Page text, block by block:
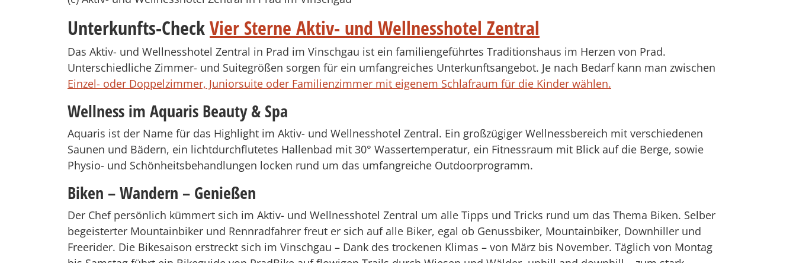
Unterkunfts-CheckVier Sterne Aktiv- und Wellnesshotel Zentral
Das Aktiv- und Wellnesshotel Zentral in Prad im Vinschgau ist ein familiengeführtes Traditionshaus im Herzen von Prad.
Unterschiedliche Zimmer- und Suitegrößen sorgen für ein umfangreiches Unterkunftsangebot. Je nach Bedarf kann man zwischen
Einzel- oder Doppelzimmer, Juniorsuite oder Familienzimmer mit eigenem Schlafraum für die Kinder wählen.
Wellness im Aquaris Beauty & Spa
Aquaris ist der Name für das Highlight im Aktiv- und Wellnesshotel Zentral. Ein großzügiger Wellnessbereich mit verschiedenen
Saunen und Bädern, ein lichtdurchflutetes Hallenbad mit 30° Wassertemperatur, ein Fitnessraum mit Blick auf die Berge, sowie
Physio- und Schönheitsbehandlungen locken rund um das umfangreiche Outdoorprogramm.
Biken – Wandern – Genießen
Der Chef persönlich kümmert sich im Aktiv- und Wellnesshotel Zentral um alle Tipps und Tricks rund um das Thema Biken. Selber
begeisterter Mountainbiker und Rennradfahrer freut er sich auf alle Biker, egal ob Genussbiker, Mountainbiker, Downhiller und
Freerider. Die Bikesaison erstreckt sich im Vinschgau – Dank des trockenen Klimas – von März bis November. Täglich von Montag